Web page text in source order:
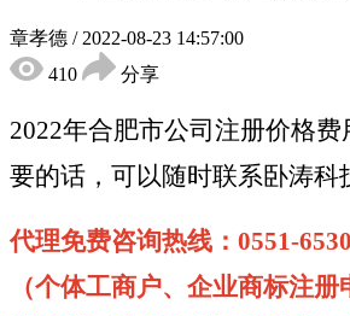
章孝德 / 2022-08-23 14:57:00
410
分享
2022年合肥市公司注册价格
要的话，可以随时联系卧涛科
代理免费咨询热线：0551-
（个体工商户、企业商标注